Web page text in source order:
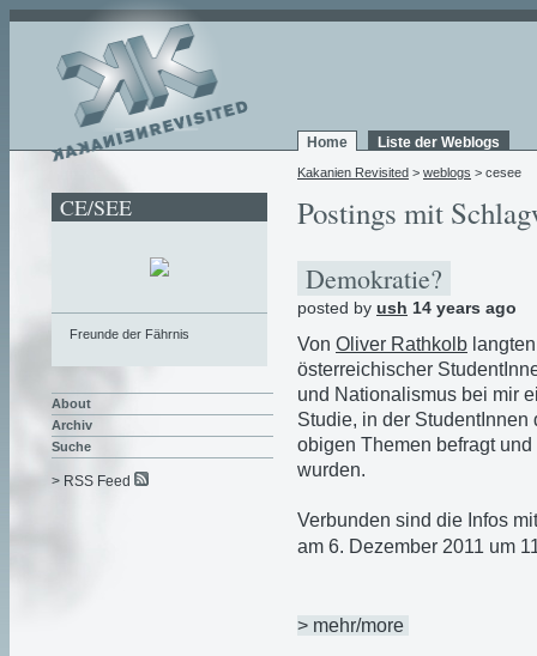
Home Liste der Weblogs
Kakanien Revisited > weblogs > cesee
Postings mit
Demokratie?
posted by ush 14 years ago
Von Oliver Rathkolb
österreichischer
und Nationalismus bei mir
Studie, in der
obigen Themen befragt
wurden.
Verbunden sind die Infos
am 6. Dezember 2011 um
> mehr/more
CE/SEE
Freunde der Fährnis
About
Archiv
Suche
> RSS Feed